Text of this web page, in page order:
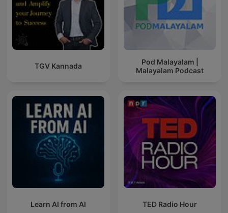
TGV Kannada
Pod Malayalam |
Malayalam Podcast
Learn AI from AI TED Radio Hour